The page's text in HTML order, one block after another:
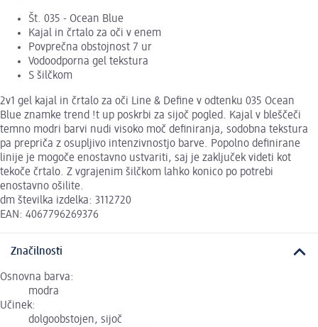
Št. 035 - Ocean Blue
Kajal in črtalo za oči v enem
Povprečna obstojnost 7 ur
Vodoodporna gel tekstura
S šilčkom
2v1 gel kajal in črtalo za oči Line & Define v odtenku 035 Ocean
Blue znamke trend !t up poskrbi za sijoč pogled. Kajal v bleščeči
temno modri barvi nudi visoko moč definiranja, sodobna tekstura
pa prepriča z osupljivo intenzivnostjo barve. Popolno definirane
linije je mogoče enostavno ustvariti, saj je zaključek videti kot
tekoče črtalo. Z vgrajenim šilčkom lahko konico po potrebi
enostavno ošilite.
dm številka izdelka: 3112720
EAN: 4067796269376
Značilnosti
Osnovna barva:
modra
Učinek:
dolgoobstojen, sijoč